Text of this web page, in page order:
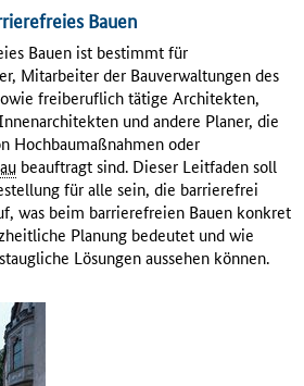
Bauen
Bauen ist bestimmt für
Mitarbeiter der Bauverwaltungen des
freiberuflich tätige Architekten,
und andere Planer, die
Hochbaumaßnahmen oder
beauftragt sind. Dieser Leitfaden soll
für alle sein, die barrierefrei
was beim barrierefreien Bauen konkret
Planung bedeutet und wie
Lösungen aussehen können.